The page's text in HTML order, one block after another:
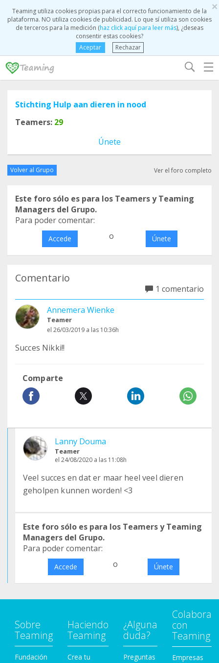
×
Teaming utiliza cookies propias para el correcto funcionamiento de la
plataforma. NO utiliza cookies de publicidad. Lo que sí utiliza son cookies
de terceros para la medición (haz click aquí para leer más), ¿deseas
consentir estas cookies?
Aceptar
Rechazar
☰
Stichting Hulp aan dieren in nood
Teamers: 29
Únete
Volver al Grupo Ver el foro completo
Este foro sólo es para los Teamers y Teaming
Managers del Grupo.
Para poder comentar:
Accede o Únete
Comentario
1 comentario
Annemera Wienke
Teamer
el 26/03/2019 a las 10:36h
Succes Nikki!!
Comparte
Lanny Douma
Teamer
el 24/08/2020 a las 11:08h
Veel succes en dat er maar heel veel dieren
geholpen kunnen worden! <3
Este foro sólo es para los Teamers y Teaming
Managers del Grupo.
Para poder comentar:
Accede o Únete
Sobre
Teaming
Fundación
Haciendo
Teaming
Crea tu
¿Alguna
duda?
Preguntas
Colabora
con
Teaming
Empresas